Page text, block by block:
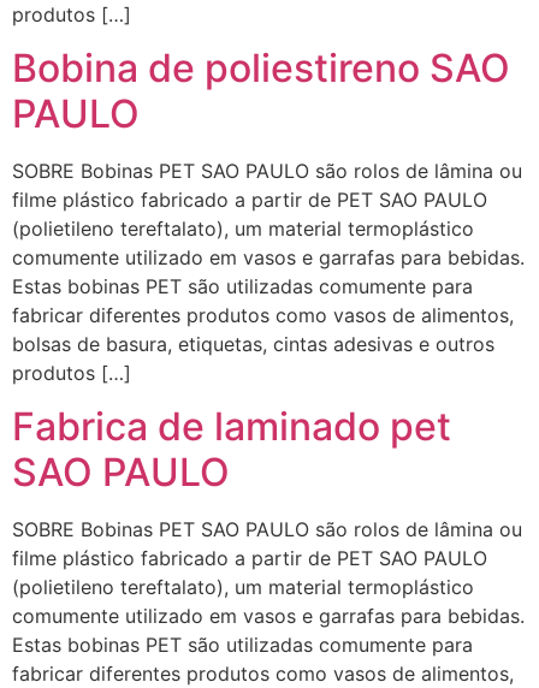
produtos […]
Bobina de poliestireno SAO
PAULO
SOBRE Bobinas PET SAO PAULO são rolos de lâmina ou
filme plástico fabricado a partir de PET SAO PAULO
(polietileno tereftalato), um material termoplástico
comumente utilizado em vasos e garrafas para bebidas.
Estas bobinas PET são utilizadas comumente para
fabricar diferentes produtos como vasos de alimentos,
bolsas de basura, etiquetas, cintas adesivas e outros
produtos […]
Fabrica de laminado pet
SAO PAULO
SOBRE Bobinas PET SAO PAULO são rolos de lâmina ou
filme plástico fabricado a partir de PET SAO PAULO
(polietileno tereftalato), um material termoplástico
comumente utilizado em vasos e garrafas para bebidas.
Estas bobinas PET são utilizadas comumente para
fabricar diferentes produtos como vasos de alimentos,